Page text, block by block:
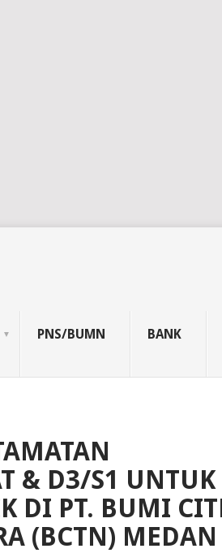
PNS/BUMN BANK
& D3/S1 UNTUK
DI PT. BUMI
(BCTN) MEDAN